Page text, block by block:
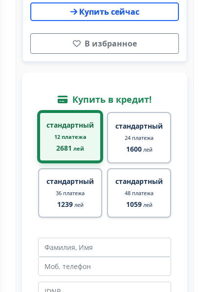
Купить сейчас
В избранное
Купить в кредит!
стандартный
12 платежа
2681 лей
стандартный
24 платежа
1600лей
стандартный
36 платежа
1239лей
стандартный
48 платежа
1059лей